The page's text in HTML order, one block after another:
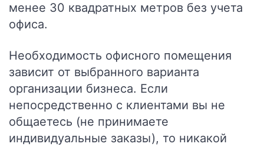
менее 30 квадратных метров без учета
офиса.
Необходимость офисного помещения
зависит от выбранного варианта
организации бизнеса. Если
непосредственно с клиентами вы не
общаетесь (не принимаете
индивидуальные заказы), то никакой